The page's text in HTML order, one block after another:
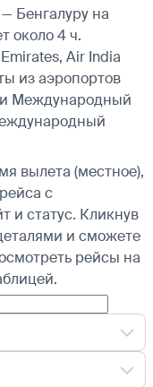
Бенгалуру на
около 4 ч.
Air India
из аэропортов
Международный
вылета (местное),
с
и статус. Кликнув
и сможете
рейсы на